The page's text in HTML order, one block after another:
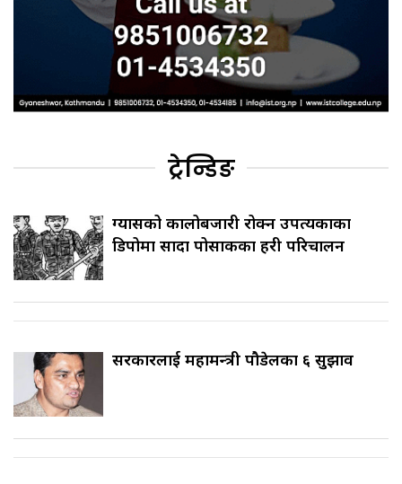
ट्रेन्डिङ
ग्यासको कालोबजारी रोक्न उपत्यकाका
डिपोमा सादा पोसाकका प्रहरी परिचालन
सरकारलाई महामन्त्री पौडेलका ६ सुझाव